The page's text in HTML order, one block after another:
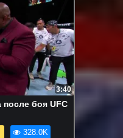
3:40
боя UFC
328.0K